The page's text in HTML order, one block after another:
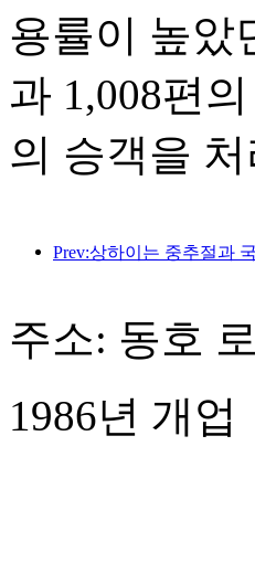
용률이 높았
과 1,008편
의 승객을
주소: 동호
1986년 개업